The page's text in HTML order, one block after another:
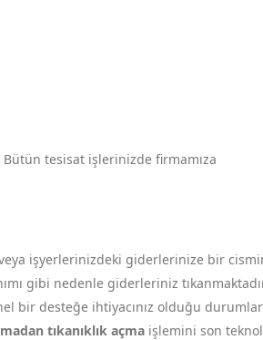
Bütün tesisat işlerinizde firmamıza
işyerlerinizdeki giderlerinize bir
gibi nedenle giderleriniz
bir desteğe ihtiyacınız olduğu
tıkanıklık açma işlemini son